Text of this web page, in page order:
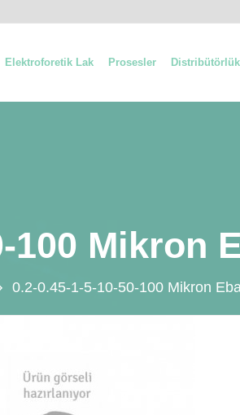
Elektroforetik Lak Prosesler
100 Mikron
0.2-0.45-1-5-10-50-100 Mikron